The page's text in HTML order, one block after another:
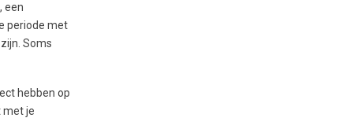
een
periode met
Soms
hebben op
met je